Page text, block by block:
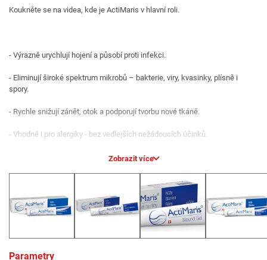
Koukněte se na videa, kde je ActiMaris v hlavní roli.
- Výrazně urychlují hojení a působí proti infekci.
- Eliminují široké spektrum mikrobů – bakterie, viry, kvasinky, plísně i
spory.
- Rychle snižují zánět, otok a podporují tvorbu nové tkáně.
- Vhodné i pro alergiky - bez vedlejších nežádoucích účinků.
- Bez omezení věku - pro všechny skupiny včetně dětí již od 1. dne
- Lze použít i v těhotenství a při kojení - případně konzultujte s lékařem.
ActiMaris Gel 50 g - na hojení ran a zánětů
Zobrazit více
Parametry